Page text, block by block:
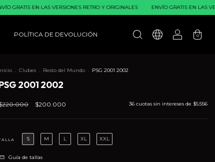
EN LAS VERSIONES RETRO Y ORIGINALES ENVÍO GRATIS EN LAS VERSIONES
POLÍTICA DE DEVOLUCIÓN 0
. Clubes . Resto del Mundo . PSG 2001 2002
2001 2002
$200.000 36 cuotas sin intereses de $5.556
S M L XL XXL
Guía de tallas